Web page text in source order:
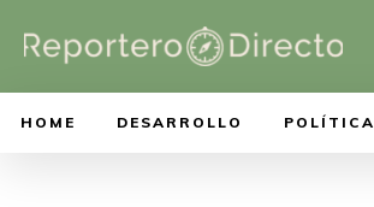
HOME DESARROLLO POLÍTICA